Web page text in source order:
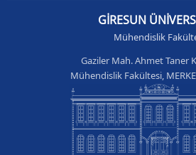
GİRESUN
Mühendislik
Gaziler Mah. Ahmet Taner
Mühendislik Fakültesi,